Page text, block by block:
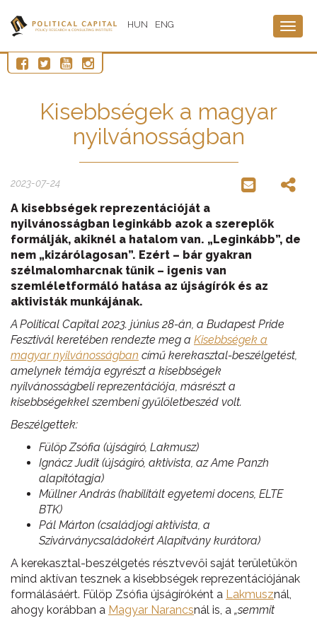
HUN ENG
Kisebbségek a magyar
nyilvánosságban
2023-07-24
A kisebbségek reprezentációját a
nyilvánosságban leginkább azok a szereplők
formálják, akiknél a hatalom van. „Leginkább”, de
nem „kizárólagosan”. Ezért – bár gyakran
szélmalomharcnak tűnik – igenis van
szemléletformáló hatása az újságírók és az
aktivisták munkájának.
A Political Capital 2023. június 28-án, a Budapest Pride
Fesztivál keretében rendezte meg a Kisebbségek a
magyar nyilvánosságban című kerekasztal-beszélgetést,
amelynek témája egyrészt a kisebbségek
nyilvánosságbeli reprezentációja, másrészt a
kisebbségekkel szembeni gyűlöletbeszéd volt.
Beszélgettek:
Fülöp Zsófia (újságíró, Lakmusz)
Ignácz Judit (újságíró, aktivista, az Ame Panzh
alapítótagja)
Müllner András (habilitált egyetemi docens, ELTE
BTK)
Pál Márton (családjogi aktivista, a
Szivárványcsaládokért Alapítvány kurátora)
A kerekasztal-beszélgetés résztvevői saját területükön
mind aktívan tesznek a kisebbségek reprezentációjának
formálásáért. Fülöp Zsófia újságíróként a Lakmusznál,
ahogy korábban a Magyar Narancsnál is, a „semmit